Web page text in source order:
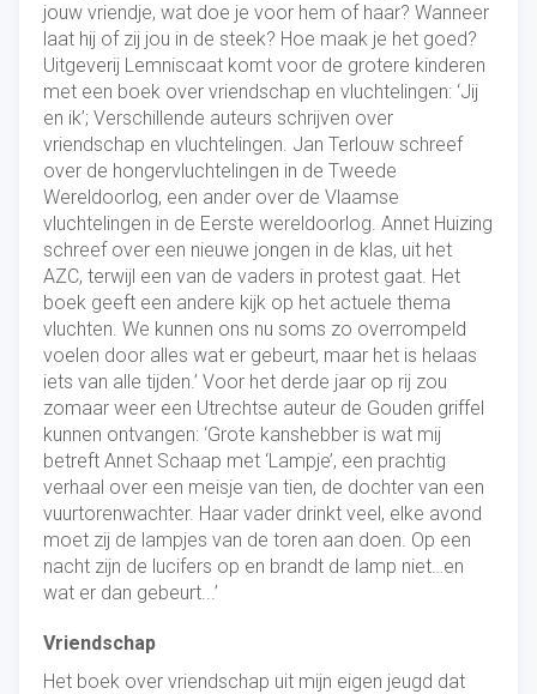
jouw vriendje, wat doe je voor hem of haar? Wanneer
laat hij of zij jou in de steek? Hoe maak je het goed?
Uitgeverij Lemniscaat komt voor de grotere kinderen
met een boek over vriendschap en vluchtelingen: ‘Jij
en ik’; Verschillende auteurs schrijven over
vriendschap en vluchtelingen. Jan Terlouw schreef
over de hongervluchtelingen in de Tweede
Wereldoorlog, een ander over de Vlaamse
vluchtelingen in de Eerste wereldoorlog. Annet Huizing
schreef over een nieuwe jongen in de klas, uit het
AZC, terwijl een van de vaders in protest gaat. Het
boek geeft een andere kijk op het actuele thema
vluchten. We kunnen ons nu soms zo overrompeld
voelen door alles wat er gebeurt, maar het is helaas
iets van alle tijden.’ Voor het derde jaar op rij zou
zomaar weer een Utrechtse auteur de Gouden griffel
kunnen ontvangen: ‘Grote kanshebber is wat mij
betreft Annet Schaap met ‘Lampje’, een prachtig
verhaal over een meisje van tien, de dochter van een
vuurtorenwachter. Haar vader drinkt veel, elke avond
moet zij de lampjes van de toren aan doen. Op een
nacht zijn de lucifers op en brandt de lamp niet…en
wat er dan gebeurt...’
Vriendschap
Het boek over vriendschap uit mijn eigen jeugd dat